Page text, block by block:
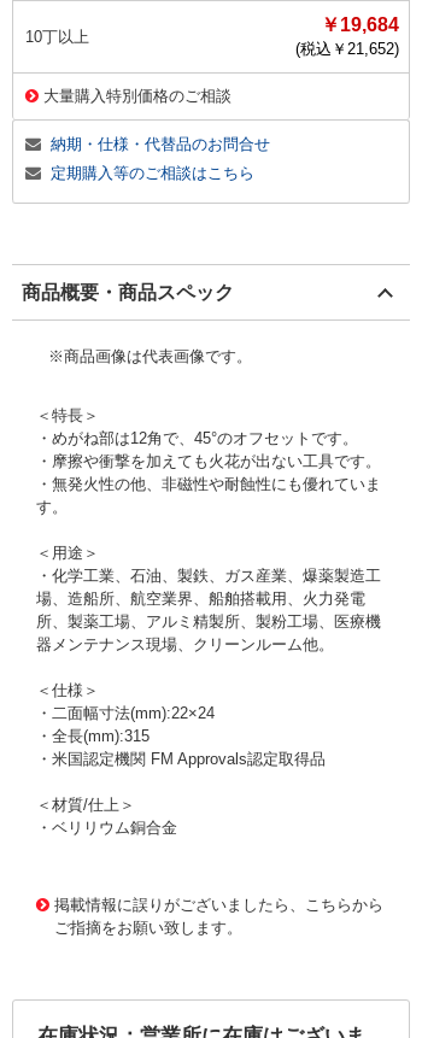
10丁以上
￥19,684
(税込￥ 21,652)
大量購入特別価格のご相談
納期・仕様・代替品のお問合せ
定期購入等のご相談はこちら
商品概要・商品スペック
※商品画像は代表画像です。
＜特長＞
・めがね部は12角で、45°のオフセットです。
・摩擦や衝撃を加えても火花が出ない工具です。
・無発火性の他、非磁性や耐蝕性にも優れていま
す。
＜用途＞
・化学工業、石油、製鉄、ガス産業、爆薬製造工
場、造船所、航空業界、船舶搭載用、火力発電
所、製薬工場、アルミ精製所、製粉工場、医療機
器メンテナンス現場、クリーンルーム他。
＜仕様＞
・二面幅寸法(mm):22×24
・全長(mm):315
・米国認定機関 FM Approvals認定取得品
＜材質/仕上＞
・ベリリウム銅合金
掲載情報に誤りがございましたら、こちらから
ご指摘をお願い致します。